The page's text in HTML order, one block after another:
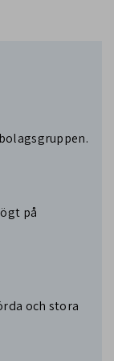
på
och stora